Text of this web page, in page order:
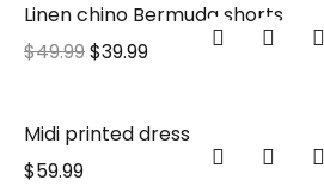
Linen chino Bermuda shorts
$49.99$39.99
Midi printed dress
$59.99